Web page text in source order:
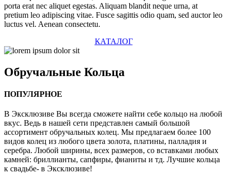
porta erat nec aliquet egestas. Aliquam blandit neque urna, at
pretium leo adipiscing vitae. Fusce sagittis odio quam, sed auctor leo
luctus vel. Aenean consectetu.
КАТАЛОГ
Обручальные Кольца
ПОПУЛЯРНОЕ
В Эксклюзиве Вы всегда сможете найти себе кольцо на любой
вкус. Ведь в нашей сети представлен самый большой
ассортимент обручальных колец. Мы предлагаем более 100
видов колец из любого цвета золота, платины, палладия и
серебра. Любой ширины, всех размеров, со вставками любых
камней: бриллианты, сапфиры, фианиты и тд. Лучшие кольца
к свадьбе- в Эксклюзиве!